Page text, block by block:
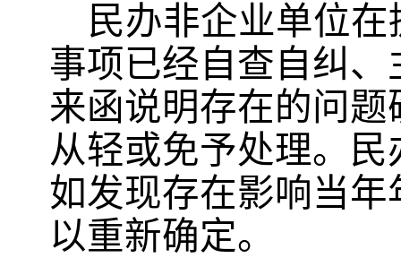
民办非企业单位在
事项已经自查自纠
来函说明存在的问
从轻或免予处理。 民
如发现存在影响当
以重新确定。